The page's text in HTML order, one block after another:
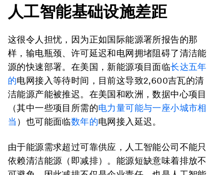
人工智能基础设施差距
这很令人担忧，因为正如国际能源署所报告的那
样，输电瓶颈、许可延迟和电网拥堵阻碍了清洁能
源的快速部署。在美国，新能源项目面临长达五年
的电网接入等待时间，目前这导致2,600吉瓦的清
洁能源产能被推迟。在美国和欧洲，数据中心项目
（其中一些项目所需的电力量可能与一座小城市相
当 ）也可能面临数年的电网接入延迟。
由于能源需求超过可靠供应，人工智能公司不能只
依赖清洁能源（即减排）。能源短缺意味着排放不